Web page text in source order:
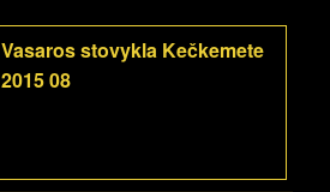
Vasaros stovykla Kečkemete
2015 08